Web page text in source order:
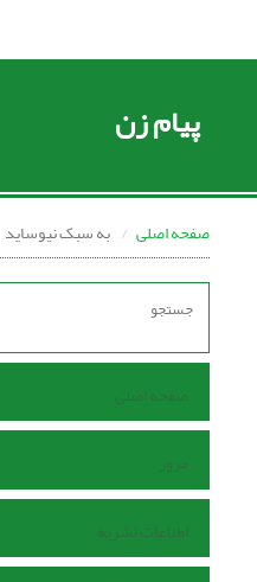
پیام زن
صفحه اصلی به سبک نیوساید
صفحه اصلی
مرور
اطلاعات نشریه